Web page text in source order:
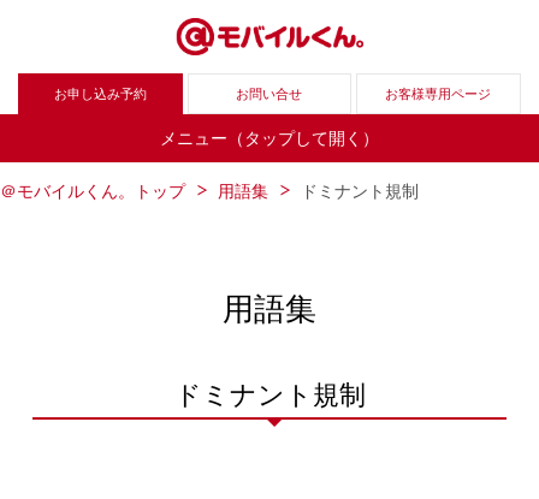
お申し込み予約 お問い合せ お客様専用ページ
メニュー（タップして開く）
＠モバイルくん。トップ 用語集 ドミナント規制
用語集
ドミナント規制